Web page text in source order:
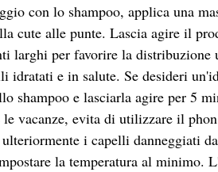
con lo shampoo, applica una
cute alle punte. Lascia agire il
larghi per favorire la distribuzione
idratati e in salute. Se desideri
shampoo e lasciarla agire per 5
vacanze, evita di utilizzare il
i capelli danneggiati
la temperatura al minimo.